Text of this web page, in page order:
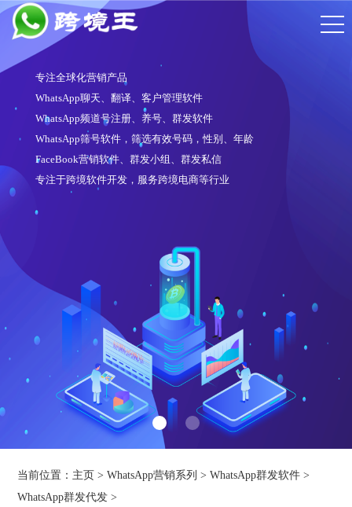
专注全球化营销产品
WhatsApp聊天、翻译、客户管理软件
WhatsApp频道号注册、养号、群发软件
WhatsApp筛号软件，筛选有效号码，性别、年龄
FaceBook营销软件、群发小组、群发私信
专注于跨境软件开发，服务跨境电商等行业
当前位置： 主页 >WhatsApp营销系列 >WhatsApp群发软件 >
WhatsApp群发代发 >